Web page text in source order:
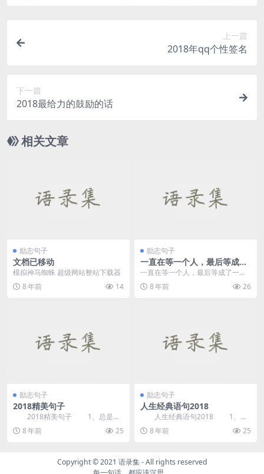
上一篇
2018年qq个性签名
下一篇
2018最给力的鼓励的话
相关文章
励志句子
文档已移动
模拟神马蜘蛛 超级网站整站下载器
8 年前
14
励志句子
一直在等一个人，最后等成了
一个人。 ???——《原创句
一直在等一个人，最后等成了一个
人。 ???
8 年前 26
励志句子
2018精美句子
2018精美句子 1、总是忍
住眼泪对自己说：我很好，必须很
好。 2、...
8 年前 25
励志句子
人生经典语句2018
人生经典语句2018 1、没
能耐的看人装逼，有能耐的跟人装
逼 2、没...
8 年前 25
Copyright © 2021 语录集- All rights reserved